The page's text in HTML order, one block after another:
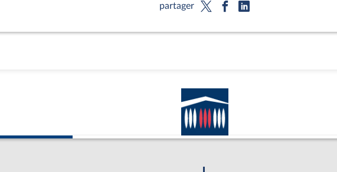
partager